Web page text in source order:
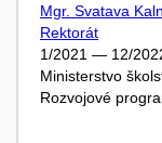
Mgr. Svatava
Rektorát
1/2021 — 12/
Ministerstvo
Rozvojové